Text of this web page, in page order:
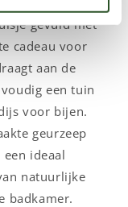
gevuld met
cadeau voor
aan de
een tuin
voor bijen.
geurzeep
ideaal
natuurlijke
badkamer.